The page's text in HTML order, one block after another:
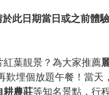
此日期當日或之前體驗
葉靚景？為大家推薦
歎埋個放題午餐！當天
耕農莊等知名景點，行